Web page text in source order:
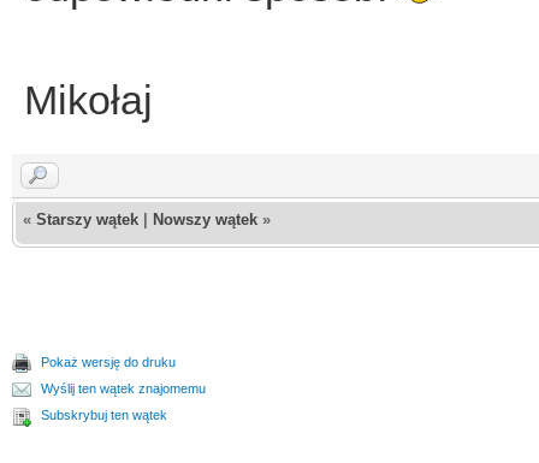
Mikołaj
« Starszy wątek Nowszy wątek »
Pokaż wersję do druku
Wyślij ten wątek znajomemu
Subskrybuj ten wątek